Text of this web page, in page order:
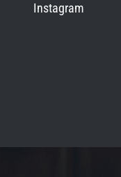
Instagram